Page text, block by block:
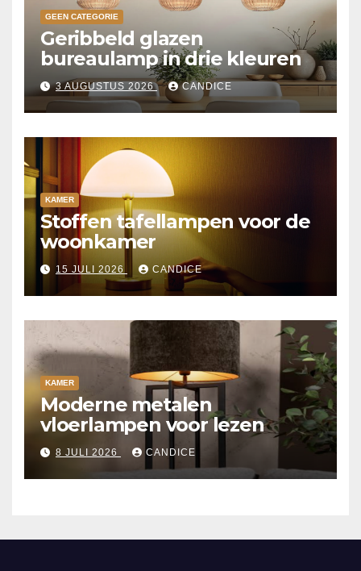
GEEN CATEGORIE
Geribbeld glazen
bureaulamp in drie kleuren
3 AUGUSTUS 2026 CANDICE
KAMER
Stoffen tafellampen voor de
woonkamer
15 JULI 2026 CANDICE
KAMER
Moderne metalen
vloerlampen voor lezen
8 JULI 2026 CANDICE